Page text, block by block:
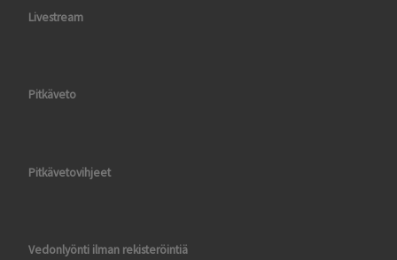
Livestream
Pitkäveto
Pitkävetovihjeet
Vedonlyönti ilman rekisteröintiä